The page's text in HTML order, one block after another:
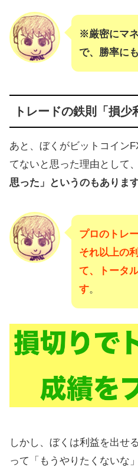
※厳密にマ
で、勝率に
トレードの鉄則「損少
あと、ぼくがビットコイン
てないと思った理由として、
思った」というのもありま
プロのトレ
それ以上の
て、トータ
す。
しかし、ぼくは利益を出せ
って「もうやりたくないな